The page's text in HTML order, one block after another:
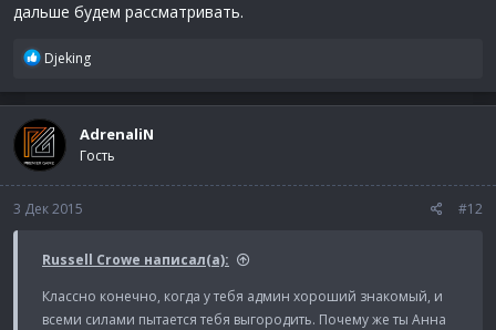
дальше будем рассматривать.
Р
а
к
ц
и
и
Djeking
AdrenaliN
Гость
3 Дек 2015 #12
Russell Crowe написал(а):
Классно конечно, когда у тебя админ хороший знакомый, и
всеми силами пытается тебя выгородить. Почему же ты Анна